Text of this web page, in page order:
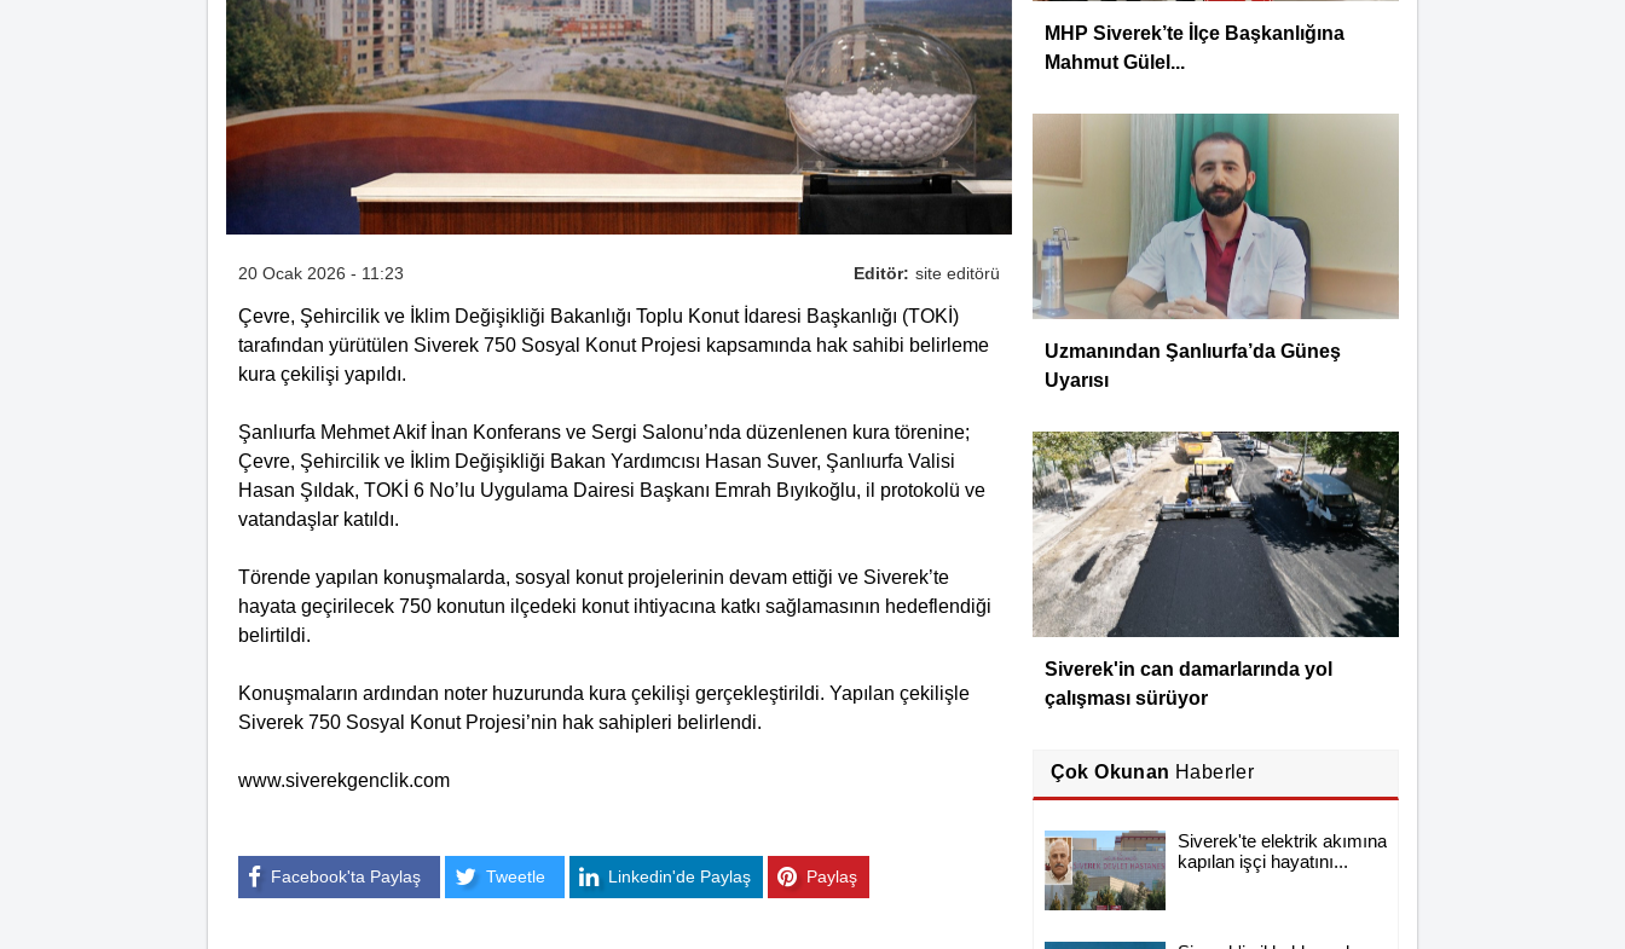
Editör: site editörü
20 Ocak 2026 - 11:23
Çevre, Şehircilik ve İklim Değişikliği Bakanlığı Toplu Konut İdaresi Başkanlığı (TOKİ)
tarafından yürütülen Siverek 750 Sosyal Konut Projesi kapsamında hak sahibi belirleme
kura çekilişi yapıldı.
Şanlıurfa Mehmet Akif İnan Konferans ve Sergi Salonu’nda düzenlenen kura törenine;
Çevre, Şehircilik ve İklim Değişikliği Bakan Yardımcısı Hasan Suver, Şanlıurfa Valisi
Hasan Şıldak, TOKİ 6 No’lu Uygulama Dairesi Başkanı Emrah Bıyıkoğlu, il protokolü ve
vatandaşlar katıldı.
Törende yapılan konuşmalarda, sosyal konut projelerinin devam ettiği ve Siverek’te
hayata geçirilecek 750 konutun ilçedeki konut ihtiyacına katkı sağlamasının hedeflendiği
belirtildi.
Konuşmaların ardından noter huzurunda kura çekilişi gerçekleştirildi. Yapılan çekilişle
Siverek 750 Sosyal Konut Projesi’nin hak sahipleri belirlendi.
www.siverekgenclik.com
Facebook'ta Paylaş Tweetle Linkedin'de Paylaş Paylaş
MHP Siverek’te İlçe Başkanlığına
Mahmut Gülel...
Uzmanından Şanlıurfa’da Güneş
Uyarısı
Siverek'in can damarlarında yol
çalışması sürüyor
Çok Okunan Haberler
Siverek'te elektrik akımına
kapılan işçi hayatını...